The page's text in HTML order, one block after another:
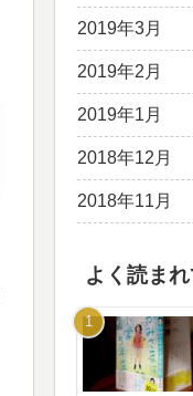
2019年3月
2019年2月
2019年1月
2018年12月
2018年11月
よく読ま